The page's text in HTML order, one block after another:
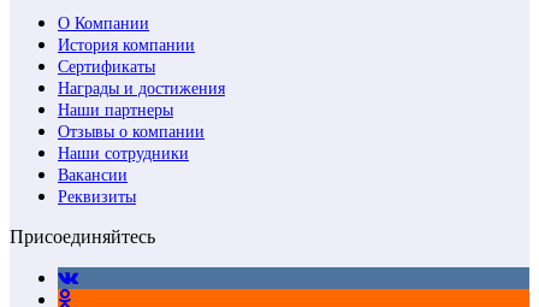
О Компании
История компании
Сертификаты
Награды и достижения
Наши партнеры
Отзывы о компании
Наши сотрудники
Вакансии
Реквизиты
Присоединяйтесь